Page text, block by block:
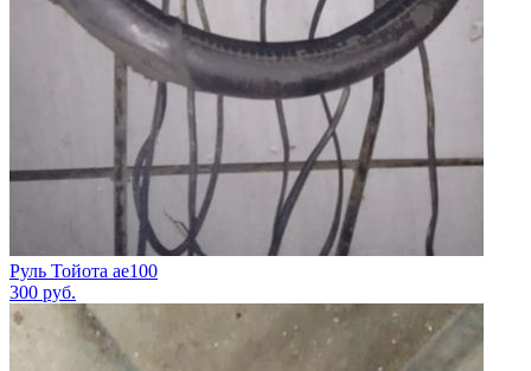
Руль Тойота ае100
300 руб.